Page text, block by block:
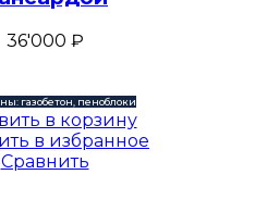
36'000 ₽
газобетон, пеноблоки
в корзину
в избранное
Сравнить